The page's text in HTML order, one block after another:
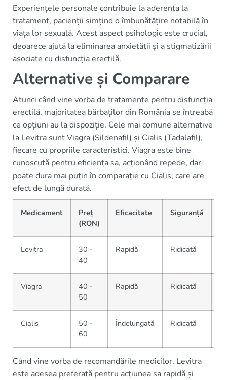
Experiențele personale contribuie la aderența la
tratament, pacienții simțind o îmbunătățire notabilă în
viața lor sexuală. Acest aspect psihologic este crucial,
deoarece ajută la eliminarea anxietății și a stigmatizării
asociate cu disfuncția erectilă.
Alternative și Comparare
Atunci când vine vorba de tratamente pentru disfuncția
erectilă, majoritatea bărbaților din România se întreabă
ce opțiuni au la dispoziție. Cele mai comune alternative
la Levitra sunt Viagra (Sildenafil) și Cialis (Tadalafil),
fiecare cu propriile caracteristici. Viagra este bine
cunoscută pentru eficiența sa, acționând repede, dar
poate dura mai puțin în comparație cu Cialis, care are
efect de lungă durată.
Medicament
Preț
(RON)
Eficacitate Siguranță
Levitra
30 -
40
Rapidă Ridicată
Viagra
40 -
50
Rapidă Ridicată
Cialis
50 -
60
Îndelungată Ridicată
Când vine vorba de recomandările medicilor, Levitra
este adesea preferată pentru acțiunea sa rapidă și